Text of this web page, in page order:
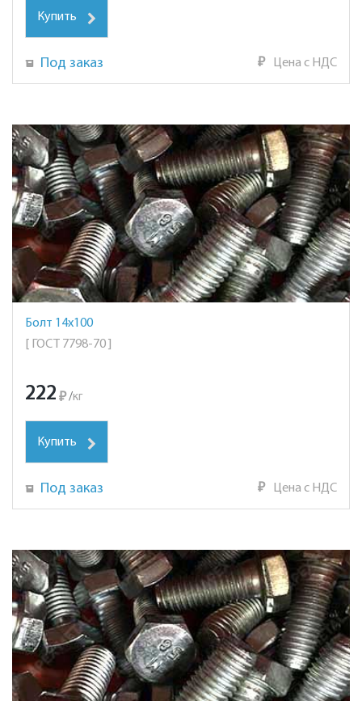
Купить
Под заказ ₽ Цена с НДС
Болт 14х100
[ ГОСТ 7798-70 ]
222 ₽ /кг
Купить
Под заказ ₽ Цена с НДС